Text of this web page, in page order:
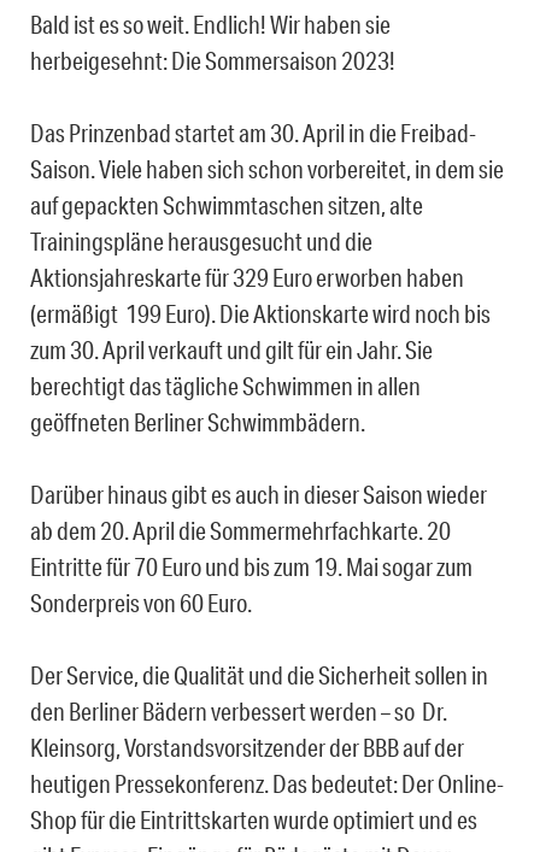
Bald ist es so weit. Endlich! Wir haben sie
herbeigesehnt: Die Sommersaison 2023!
Das Prinzenbad startet am 30. April in die Freibad-
Saison. Viele haben sich schon vorbereitet, in dem sie
auf gepackten Schwimmtaschen sitzen, alte
Trainingspläne herausgesucht und die
Aktionsjahreskarte für 329 Euro erworben haben
(ermäßigt 199 Euro). Die Aktionskarte wird noch bis
zum 30. April verkauft und gilt für ein Jahr. Sie
berechtigt das tägliche Schwimmen in allen
geöffneten Berliner Schwimmbädern.
Darüber hinaus gibt es auch in dieser Saison wieder
ab dem 20. April die Sommermehrfachkarte. 20
Eintritte für 70 Euro und bis zum 19. Mai sogar zum
Sonderpreis von 60 Euro.
Der Service, die Qualität und die Sicherheit sollen in
den Berliner Bädern verbessert werden – so Dr.
Kleinsorg, Vorstandsvorsitzender der BBB auf der
heutigen Pressekonferenz. Das bedeutet: Der Online-
Shop für die Eintrittskarten wurde optimiert und es